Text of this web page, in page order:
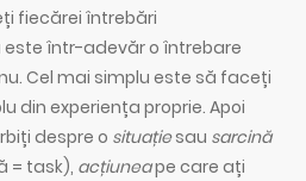
fiecărei întrebări
într-adevăr o întrebare
Cel mai simplu este să faceți
din experiența proprie. Apoi
despre o situațiesau sarcină
= task), acțiuneape care ați